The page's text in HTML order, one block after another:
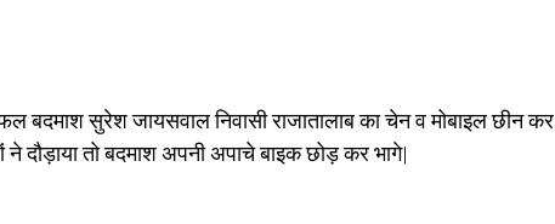
बदमाश सुरेश जायसवाल निवासी राजातालाब का चेन व मोबाइल छीन कर
दौड़ाया तो बदमाश अपनी अपाचे बाइक छोड़ कर भागे|